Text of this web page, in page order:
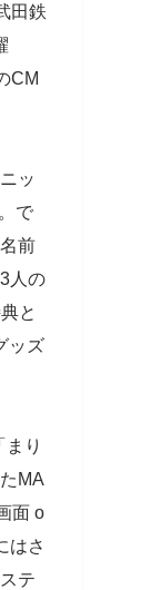
田鉄
CM
ッ
で
前
人の
と
ッズ
り
MA
面 o
はさ
テ